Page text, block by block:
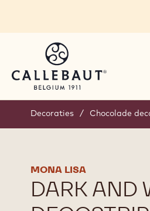
Decoraties / Chocolade
MONA LISA
DARK AND